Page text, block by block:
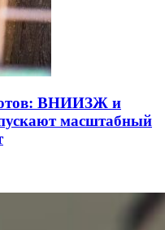
ВНИИЗЖ и
масштабный